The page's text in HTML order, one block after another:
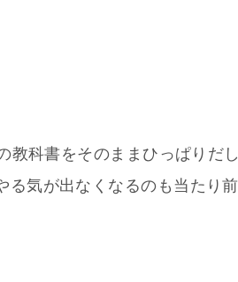
教科書をそのままひっぱりだし
る気が出なくなるのも当たり前